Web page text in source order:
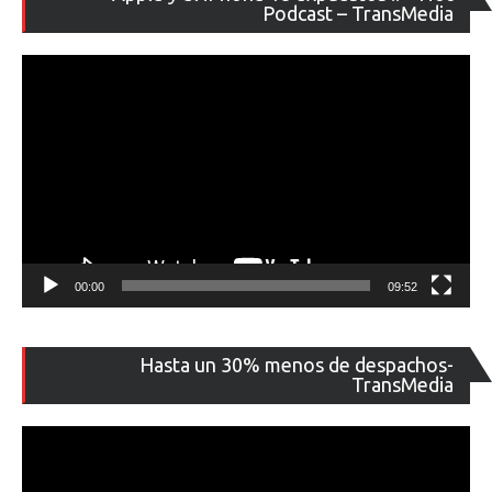
Podcast – TransMedia
de
00:00 09:52
Hasta un 30% menos de despachos-
TransMedia
de